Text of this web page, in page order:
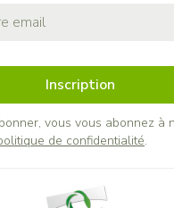
Inscription
vous vous abonnez à
de confidentialité.